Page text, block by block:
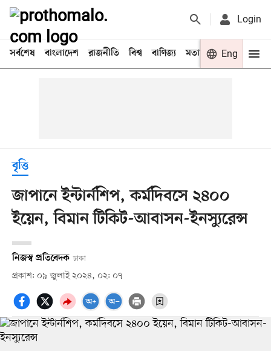
Login
সর্বশেষ বাংলাদেশ রাজনীতি বিশ্ব বাণিজ্য মতামত খেলা
Eng
বৃত্তি
জাপানে ইন্টার্নশিপ, কর্মদিবসে ২৪০০
ইয়েন, বিমান টিকিট-আবাসন-ইনস্যুরেন্স
নিজস্ব প্রতিবেদক ঢাকা
প্রকাশ: ০৯ জুলাই ২০২৪, ০২: ০৭